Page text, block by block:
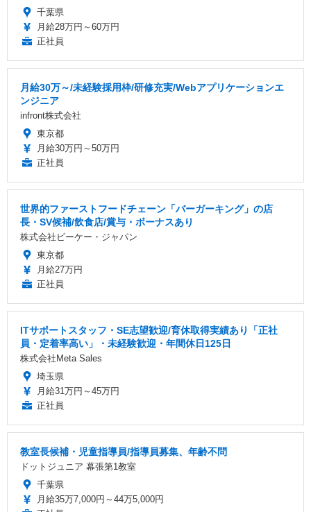
千葉県
月給28万円～60万円
正社員
月給30万～/未経験採用枠/研修充実/Webアプリケーションエ
ンジニア
infront株式会社
東京都
月給30万円～50万円
正社員
世界的ファーストフードチェーン「バーガーキング」の店
長・SV候補/飲食店/賞与・ボーナスあり
株式会社ビーケー・ジャパン
東京都
月給27万円
正社員
ITサポートスタッフ・SE志望歓迎/育休取得実績あり「正社
員・定着率高い」・未経験歓迎・年間休日125日
株式会社Meta Sales
埼玉県
月給31万円～45万円
正社員
教室長候補・児童指導員/指導員募集、年齢不問
ドットジュニア 幕張第1教室
千葉県
月給35万7,000円～44万5,000円